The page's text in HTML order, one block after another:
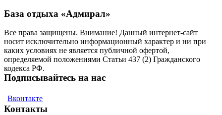
База отдыха «Адмирал»
Все права защищены. Внимание! Данный интернет-сайт
носит исключительно информационный характер и ни при
каких условиях не является публичной офертой,
определяемой положениями Статьи 437 (2) Гражданского
кодекса РФ.
Подписывайтесь на нас
Вконтакте
Контакты